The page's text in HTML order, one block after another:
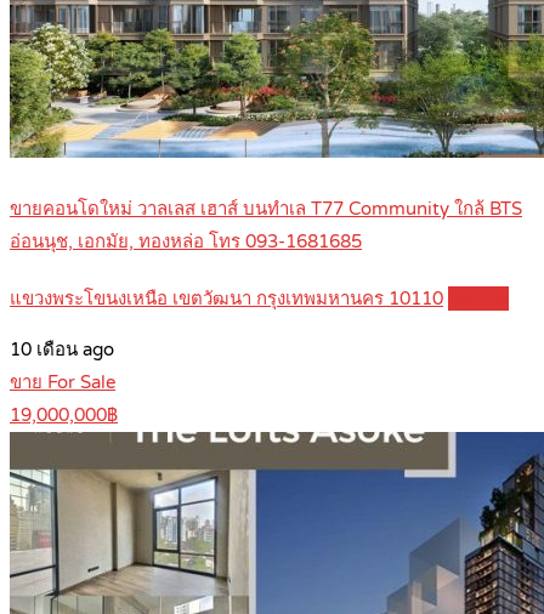
ขายคอนโดใหม่ วาลเลส เฮาส์ บนทำเล T77 Community ใกล้ BTS
อ่อนนุช, เอกมัย, ทองหล่อ โทร 093-1681685
แขวงพระโขนงเหนือ เขตวัฒนา กรุงเทพมหานคร 10110
10 เดือน ago
ขาย For Sale
19,000,000฿